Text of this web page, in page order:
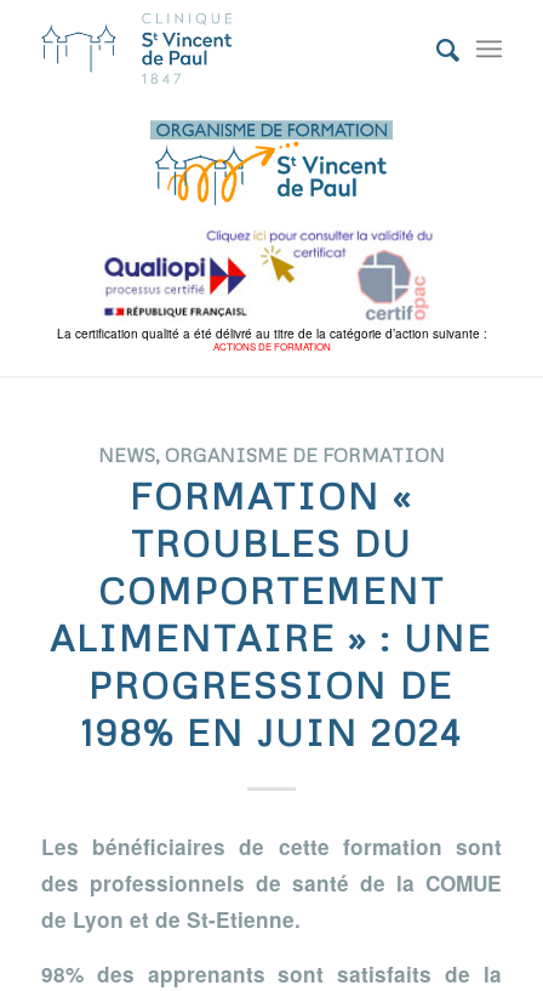
La certification qualité a été délivré au titre de la catégorie d’action suivante :
ACTIONS DE FORMATION
NEWS, ORGANISME DE FORMATION
FORMATION «
TROUBLES DU
COMPORTEMENT
ALIMENTAIRE » : UNE
PROGRESSION DE
198% EN JUIN 2024
Les bénéficiaires de cette formation sont
des professionnels de santé de la COMUE
de Lyon et de St-Etienne.
98% des apprenants sont satisfaits de la